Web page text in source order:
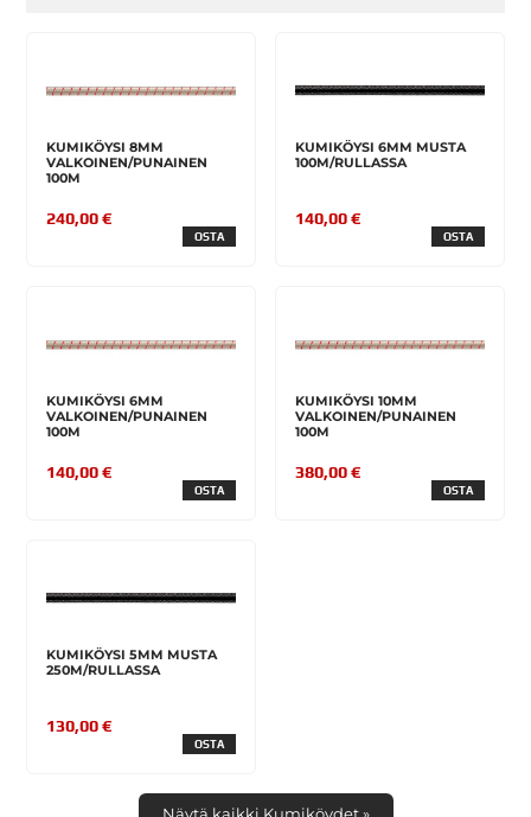
KUMIKÖYSI 8MM
VALKOINEN/PUNAINEN
100M
240,00 €
OSTA
KUMIKÖYSI 6MM MUSTA
100M/RULLASSA
140,00 €
OSTA
KUMIKÖYSI 6MM
VALKOINEN/PUNAINEN
100M
140,00 €
OSTA
KUMIKÖYSI 10MM
VALKOINEN/PUNAINEN
100M
380,00 €
OSTA
KUMIKÖYSI 5MM MUSTA
250M/RULLASSA
130,00 €
OSTA